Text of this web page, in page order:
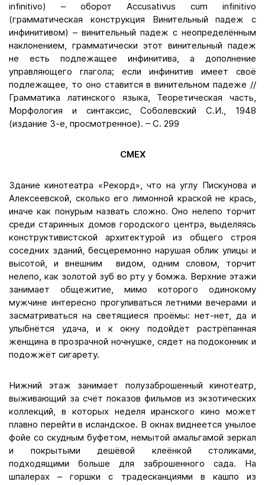
infinitivo) – оборот Accusativus cum infinitivo
(грамматическая конструкция Винительный падеж с
инфинитивом) – винительный падеж с неопределённым
наклонением, грамматически этот винительный падеж
не есть подлежащее инфинитива, а дополнение
управляющего глагола; если инфинитив имеет своё
подлежащее, то оно ставится в винительном падеже //
Грамматика латинского языка, Теоретическая часть,
Морфология и синтаксис, Соболевский С.И., 1948
(издание 3-е, просмотренное). – С. 299
СМЕХ
Здание кинотеатра «Рекорд», что на углу Пискунова и
Алексеевской, сколько его лимонной краской не крась,
иначе как понурым назвать сложно. Оно нелепо торчит
среди старинных домов городского центра, выделяясь
конструктивистской архитектурой из общего строя
соседних зданий, бесцеремонно нарушая облик улицы и
высотой, и внешним видом, одним словом, торчит
нелепо, как золотой зуб во рту у бомжа. Верхние этажи
занимает общежитие, мимо которого одинокому
мужчине интересно прогуливаться летними вечерами и
засматриваться на светящиеся проёмы: нет-нет, да и
улыбнётся удача, и к окну подойдёт растрёпанная
женщина в прозрачной ночнушке, сядет на подоконник и
подожжёт сигарету.
Нижний этаж занимает полузаброшенный кинотеатр,
выживающий за счёт показов фильмов из экзотических
коллекций, в которых неделя иранского кино может
плавно перейти в исландское. В окнах виднеется унылое
фойе со скудным буфетом, немытой амальгамой зеркал
и покрытыми дешёвой клеёнкой столиками,
подходящими больше для заброшенного сада. На
шпалерах – горшки с традесканциями в кашпо из